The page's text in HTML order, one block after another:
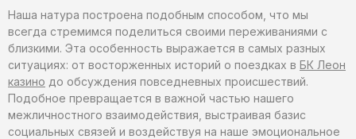
Наша натура построена подобным способом, что мы
всегда стремимся поделиться своими переживаниями с
близкими. Эта особенность выражается в самых разных
ситуациях: от восторженных историй о поездках в БК Леон
казино до обсуждения повседневных происшествий.
Подобное превращается в важной частью нашего
межличностного взаимодействия, выстраивая базис
социальных связей и воздействуя на наше эмоциональное